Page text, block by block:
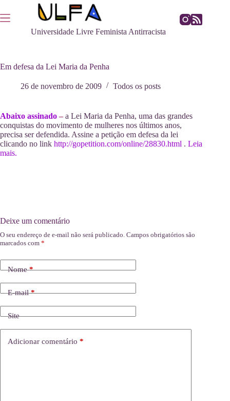
para
o
Universidade Livre Feminista Antirracista
Em defesa da Lei Maria da Penha
26 de novembro de 2009 Todos os posts
Abaixo assinado – a Lei Maria da Penha, uma das grandes
conquistas do movimento de mulheres nos últimos anos,
precisa ser defendida. Assine a petição em defesa da lei
clicando no link http://gopetition.com/online/28830.html . Leia
mais.
Deixe um comentário
O seu endereço de e-mail não será publicado. Campos obrigatórios são
marcados com *
Nome*
E-mail*
Site
Adicionar comentário *